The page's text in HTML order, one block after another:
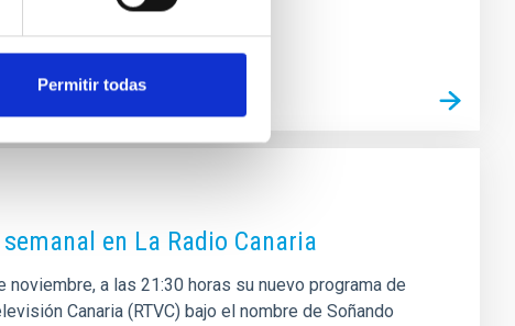
Permitir todas
en La Radio Canaria
a las 21:30 horas su nuevo programa de
Canaria (RTVC) bajo el nombre de Soñando